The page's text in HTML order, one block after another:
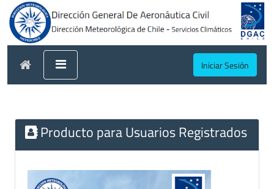
Iniciar Sesión
Producto para Usuarios Registrados